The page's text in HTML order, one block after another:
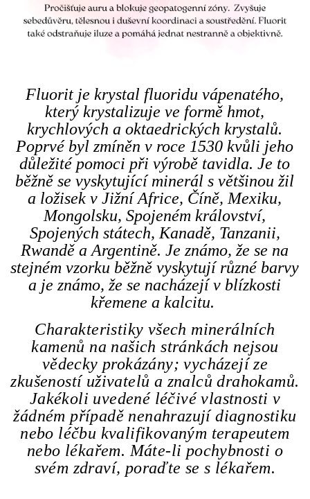
Fluorit je krystal fluoridu vápenatého,
který krystalizuje ve formě hmot,
krychlových a oktaedrických krystalů.
Poprvé byl zmíněn v roce 1530 kvůli jeho
důležité pomoci při výrobě tavidla. Je to
běžně se vyskytující minerál s většinou žil
a ložisek v Jižní Africe, Číně, Mexiku,
Mongolsku, Spojeném království,
Spojených státech, Kanadě, Tanzanii,
Rwandě a Argentině. Je známo, že se na
stejném vzorku běžně vyskytují různé barvy
a je známo, že se nacházejí v blízkosti
křemene a kalcitu.
Charakteristiky všech minerálních
kamenů na našich stránkách nejsou
vědecky prokázány; vycházejí ze
zkušeností uživatelů a znalců drahokamů.
Jakékoli uvedené léčivé vlastnosti v
žádném případě nenahrazují diagnostiku
nebo léčbu kvalifikovaným terapeutem
nebo lékařem. Máte-li pochybnosti o
svém zdraví, poraďte se s lékařem.